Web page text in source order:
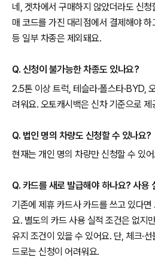
네, 겟차에서 구매하지 않았더라도 신
매 코드를 가진 대리점에서 결제해야
등 일부 차종은 제외돼요.
Q. 신청이 불가능한 차종도 있나요?
2.5톤 이상 트럭, 테슬라·폴스타·BYD,
려워요. 오토캐시백은 신차 기준으로 제
Q. 법인 명의 차량도 신청할 수 있나요?
현재는 개인 명의 차량만 신청할 수 있
Q. 카드를 새로 발급해야 하나요? 사용
기존에 제휴 카드사 카드를 쓰고 있다
요. 별도의 카드 사용 실적 조건은 없지
유지 조건이 있을 수 있어요. 단, 체크·선
드로는 신청이 어려워요.